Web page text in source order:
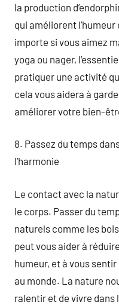
la production
qui améliorent
importe si vous aimez
yoga ou nager,
pratiquer une activité
cela vous aidera à
améliorer votre bien-
8. Passez du temps
l’harmonie
Le contact avec la
le corps. Passer du
naturels comme les
peut vous aider à
humeur, et à vous
au monde. La nature
ralentir et de vivre dans